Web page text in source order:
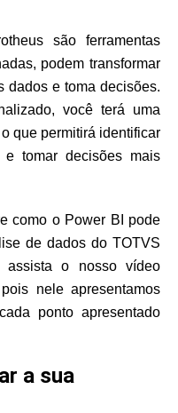
são ferramentas
podem transformar
dados e toma decisões.
você terá uma
que permitirá identificar
e tomar decisões mais
como o Power BI pode
de dados do TOTVS
assista o nosso vídeo
pois nele apresentamos
ponto apresentado
a sua